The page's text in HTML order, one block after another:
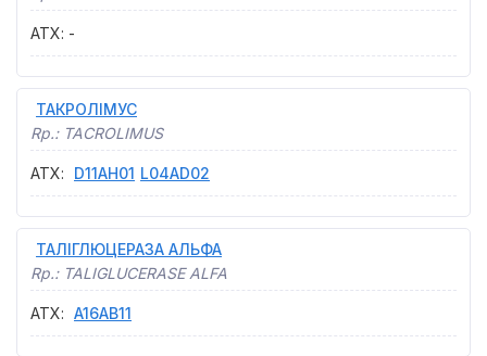
АТХ: -
ТАКРОЛІМУС
Rp.: TACROLIMUS
АТХ: D11AH01 L04AD02
ТАЛІГЛЮЦЕРАЗА АЛЬФА
Rp.: TALIGLUCERASE ALFA
АТХ: A16AB11